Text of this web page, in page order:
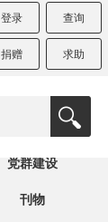
登录 查询
捐赠 求助
党群建设
刊物